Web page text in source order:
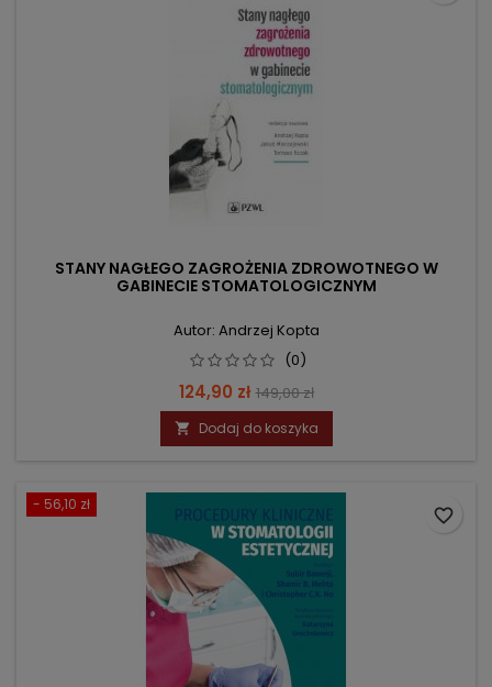
STANY NAGŁEGO ZAGROŻENIA ZDROWOTNEGO W
GABINECIE STOMATOLOGICZNYM
Autor: Andrzej Kopta
(0)
Cena
124,90 zł Cena
podstawowa
149,00 zł
 Dodaj do koszyka
- 56,10 zł
favorite_border